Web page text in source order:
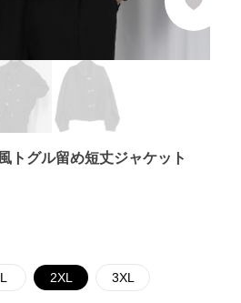
トグル留め短丈ジャケット
2XL 3XL